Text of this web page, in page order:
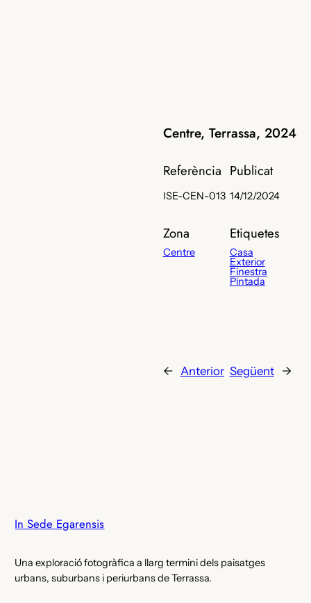
Centre, Terrassa, 2024
Referència
ISE-CEN-013
Zona
Centre
Publicat
14/12/2024
Etiquetes
Casa
Exterior
Finestra
Pintada
← Anterior Següent →
In Sede Egarensis
Una exploració fotogràfica a llarg termini dels paisatges
urbans, suburbans i periurbans de Terrassa.